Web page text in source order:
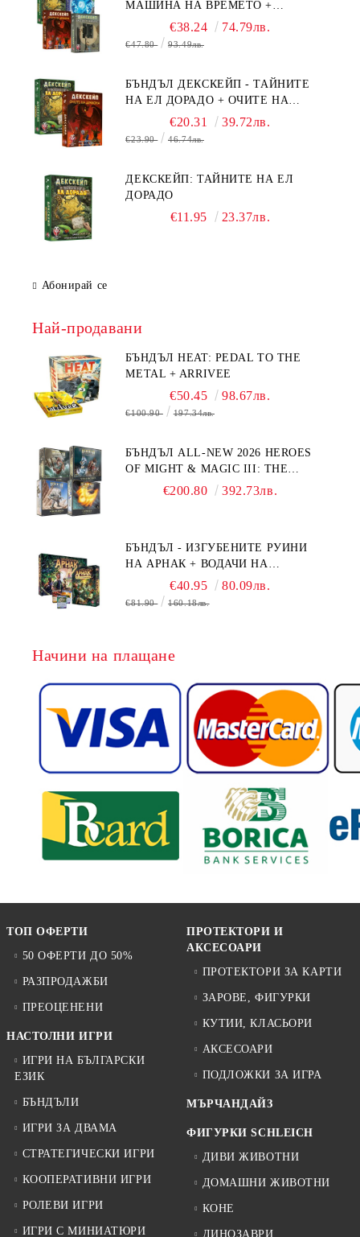
МАШИНА НА ВРЕМЕТО +
БЯГСТВО ОТ АЛКАТРАЗ +
ТАЙНИТЕ НА ЕЛ ДОРАДО +
€38.24 74.79лв.
€47.80 93.49лв.
БЪНДЪЛ ДЕКСКЕЙП - ТАЙНИТЕ
НА ЕЛ ДОРАДО + ОЧИТЕ НА
ДРАКОНА€20.31 39.72лв.
€23.90 46.74лв.
ДЕКСКЕЙП: ТАЙНИТЕ НА ЕЛ
ДОРАДО
€11.95 23.37лв.
Абонирай се
Най-продавани
БЪНДЪЛ HEAT: PEDAL TO THE
METAL + ARRIVEE
€50.45 98.67лв.
€100.90 197.34лв.
БЪНДЪЛ ALL-NEW 2026 HEROES
OF MIGHT & MAGIC III: THE
BOARD GAME EXPANSIONS -
€200.80 392.73лв.
БЪНДЪЛ - ИЗГУБЕНИТЕ РУИНИ
НА АРНАК + ВОДАЧИ НА
ЕКСПЕДИЦИИ + ПРОМО КАРТИ
БЕЗПЛАТНО
€40.95 80.09лв.
€81.90 160.18лв.
Начини на плащане
ТОП ОФЕРТИ
50 ОФЕРТИ ДО 50%
РАЗПРОДАЖБИ
ПРЕОЦЕНЕНИ
НАСТОЛНИ ИГРИ
ИГРИ НА БЪЛГАРСКИ
ЕЗИК
БЪНДЪЛИ
ИГРИ ЗА ДВАМА
СТРАТЕГИЧЕСКИ ИГРИ
КООПЕРАТИВНИ ИГРИ
РОЛЕВИ ИГРИ
ИГРИ С МИНИАТЮРИ
ПРОТЕКТОРИ И
АКСЕСОАРИ
ПРОТЕКТОРИ ЗА КАРТИ
ЗАРОВЕ, ФИГУРКИ
КУТИИ, КЛАСЬОРИ
АКСЕСОАРИ
ПОДЛОЖКИ ЗА ИГРА
МЪРЧАНДАЙЗ
ФИГУРКИ SCHLEICH
ДИВИ ЖИВОТНИ
ДОМАШНИ ЖИВОТНИ
КОНЕ
ДИНОЗАВРИ